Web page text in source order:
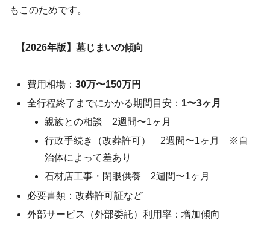
もこのためです。
【2026年版】墓じまいの傾向
費用相場：30万〜150万円
全行程終了までにかかる期間目安： 1〜3ヶ月
親族との相談 2週間〜1ヶ月
行政手続き（改葬許可） 2週間〜1ヶ月 ※自
治体によって差あり
石材店工事・閉眼供養 2週間〜1ヶ月
必要書類：改葬許可証など
外部サービス（外部委託）利用率：増加傾向